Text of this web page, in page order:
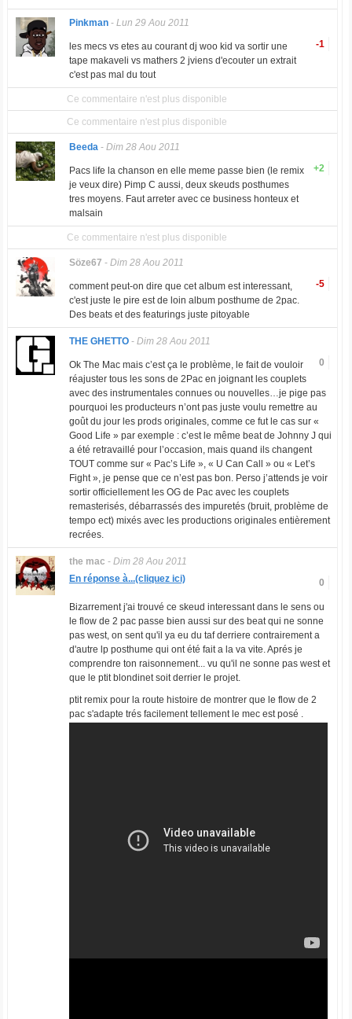
Pinkman- Lun 29 Aou 2011
-1
les mecs vs etes au courant dj woo kid va sortir une
tape makaveli vs mathers 2 jviens d'ecouter un extrait
c'est pas mal du tout
Ce commentaire n'est plus disponible
Ce commentaire n'est plus disponible
Beeda- Dim 28 Aou 2011
+2
Pacs life la chanson en elle meme passe bien (le remix
je veux dire) Pimp C aussi, deux skeuds posthumes
tres moyens. Faut arreter avec ce business honteux et
malsain
Ce commentaire n'est plus disponible
Söze67 - Dim 28 Aou 2011
-5
comment peut-on dire que cet album est interessant,
c'est juste le pire est de loin album posthume de 2pac.
Des beats et des featurings juste pitoyable
THE GHETTO- Dim 28 Aou 2011
0
Ok The Mac mais c’est ça le problème, le fait de vouloir
réajuster tous les sons de 2Pac en joignant les couplets
avec des instrumentales connues ou nouvelles…je pige pas
pourquoi les producteurs n’ont pas juste voulu remettre au
goût du jour les prods originales, comme ce fut le cas sur «
Good Life » par exemple : c’est le même beat de Johnny J qui
a été retravaillé pour l’occasion, mais quand ils changent
TOUT comme sur « Pac’s Life », « U Can Call » ou « Let’s
Fight », je pense que ce n’est pas bon. Perso j’attends je voir
sortir officiellement les OG de Pac avec les couplets
remasterisés, débarrassés des impuretés (bruit, problème de
tempo ect) mixés avec les productions originales entièrement
recrées.
the mac - Dim 28 Aou 2011
0
En réponse à...(cliquez ici)
Bizarrement j'ai trouvé ce skeud interessant dans le sens ou
le flow de 2 pac passe bien aussi sur des beat qui ne sonne
pas west, on sent qu'il ya eu du taf derriere contrairement a
d'autre lp posthume qui ont été fait a la va vite. Aprés je
comprendre ton raisonnement... vu qu'il ne sonne pas west et
que le ptit blondinet soit derrier le projet.
ptit remix pour la route histoire de montrer que le flow de 2
pac s'adapte trés facilement tellement le mec est posé .